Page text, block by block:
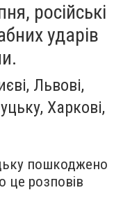
російські
ударів
Львові,
Харкові,
пошкоджено
це розповів